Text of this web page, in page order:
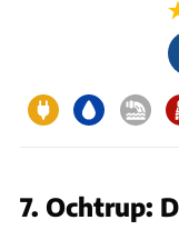
7. Ochtrup: